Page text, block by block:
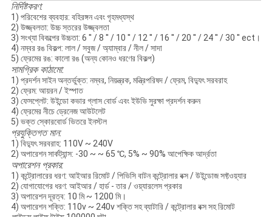
নির্দিষ্টকরণ:
1) পরিবেশের ব্যবহার: বহিরঙ্গন এবং গৃহমধ্যস্থ
2) উজ্জ্বলতা: উচ্চ স্তরের উজ্জ্বলতা
3) সংখ্যা বিকল্পের উচ্চতা: 6 '' / 8 '' / 10 '' / 12 '' / 16 '' / 20 '' / 24 '' / 30 '' ect।
4) নম্বর রঙ বিকল্প: লাল / সবুজ / অ্যাম্বার / নীল / সাদা
5) ফ্রেমের রঙ: কালো রঙ (অন্য কোনও ধরণের বিকল্প)
সামগ্রিক কাঠামো:
1) প্রদর্শন সাইন অন্তর্ভুক্ত: নম্বর, নিয়ন্ত্রক, মন্ত্রিপরিষদ / ফ্রেম, বিদ্যুৎ সরবরাহ
2) ফ্রেম: আয়রন / ইস্পাত
3) ফেসপ্লেট: উইন্ডো কভার গ্লাস বোর্ড এবং ইউভি সুরক্ষা প্রদর্শন করুন
4) ফ্রেমের নীচে ড্রেনেজ আউটলেট
5) ভক্ত স্কোরবোর্ড ভিতরে ইনস্টল
প্রযুক্তিগত মান:
1) বিদ্যুৎ সরবরাহ: 110V ~ 240V
2) অপারেশন সার্কট্যান্স: -30 ~ ~ 65 ℃, 5% ~ 90% আপেক্ষিক আর্দ্রতা
অপারেশন প্রকার:
1) কন্ট্রোলারের ধরণ: আইআর রিমোট / পিভিসি বাটন কন্ট্রোলার বক্স / উইন্ডোজ সফ্টওয়্যার
2) যোগাযোগের ধরণ: আইআর / হার্ড - তার / ওয়্যারলেস প্রকার
3) অপারেশন দূরত্ব: 10 মি ~ 1200 মি।
4) অপারেশন শক্তি: 110v ~ 240v শক্তি সহ ব্যাটারি / কন্ট্রোলার বক্স সহ রিমোট